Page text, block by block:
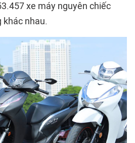
xe máy nguyên chiếc
khác nhau.